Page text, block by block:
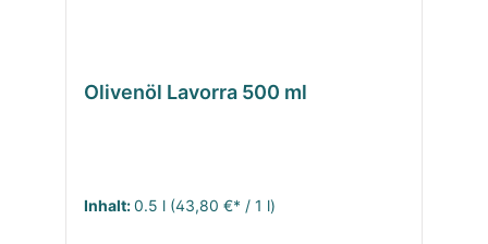
Olivenöl Lavorra 500 ml
Inhalt:0.5 l (43,80 €* / 1 l)